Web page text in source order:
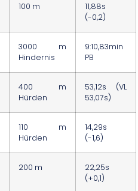
100 m
11,88s
(-0,2)
3000 m
Hindernis
9:10,83min
PB
400 m
Hürden
53,12s (VL
53,07s)
110 m
Hürden
14,29s
(-1,6)
200 m
22,25s
(+0,1)